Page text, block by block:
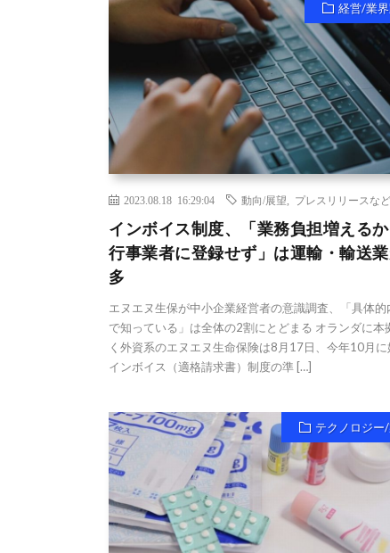
経営/業
2023.08.18 16:29:04 動向/展望 プレスリリースなど
インボイス制度、「業務負担増える
行事業者に登録せず」は運輸・輸送
多
エヌエヌ生保が中小企業経営者の意識調査、「具体的
で知っている」は全体の2割にとどまる オランダに本
く外資系のエヌエヌ生命保険は8月17日、今年10月に
インボイス（適格請求書）制度の準 […]
テクノロジー